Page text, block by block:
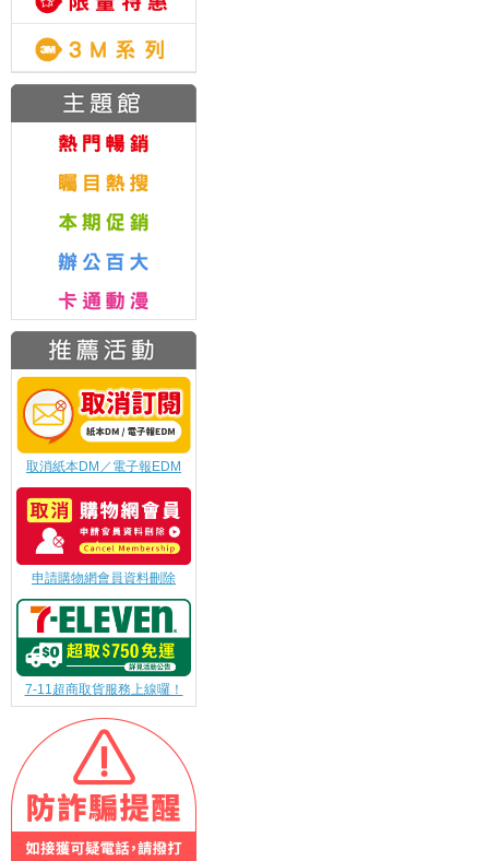
取消紙本DM／電子報EDM
申請購物網會員資料刪除
7-11超商取貨服務上線囉！